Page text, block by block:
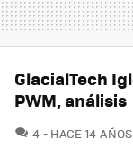
GlacialTech
PWM, análisis
4 COMENTARIOS
HACE 14 AÑOS